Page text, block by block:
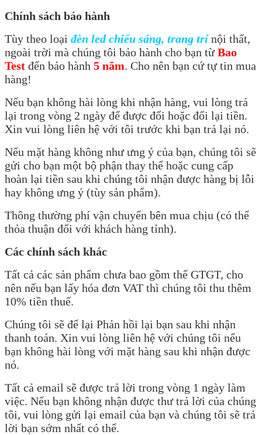
Chính sách bảo hành
Tùy theo loại đèn led chiếu sáng, trang trí nội thất,
ngoài trời mà chúng tôi bảo hành cho bạn từBao
Test đến bảo hành 5 năm. Cho nên bạn cứ tự tin mua
hàng!
Nếu bạn không hài lòng khi nhận hàng, vui lòng trả
lại trong vòng 2 ngày để được đổi hoặc đổi lại tiền.
Xin vui lòng liên hệ với tôi trước khi bạn trả lại nó.
Nếu mặt hàng không như ưng ý của bạn, chúng tôi sẽ
gửi cho bạn một bộ phận thay thế hoặc cung cấp
hoàn lại tiền sau khi chúng tôi nhận được hàng bị lỗi
hay không ưng ý (tùy sản phẩm).
Thông thường phí vận chuyển bên mua chịu (có thể
thỏa thuận đối với khách hàng tỉnh).
Các chính sách khác
Tất cả các sản phẩm chưa bao gồm thế GTGT, cho
nên nếu bạn lấy hóa đơn VAT thì chúng tôi thu thêm
10% tiền thuế.
Chúng tôi sẽ để lại Phản hồi lại bạn sau khi nhận
thanh toán. Xin vui lòng liên hệ với chúng tôi nếu
bạn không hài lòng với mặt hàng sau khi nhận được
nó.
Tất cả email sẽ được trả lời trong vòng 1 ngày làm
việc. Nếu bạn không nhận được thư trả lời của chúng
tôi, vui lòng gửi lại email của bạn và chúng tôi sẽ trả
lời bạn sớm nhất có thể.